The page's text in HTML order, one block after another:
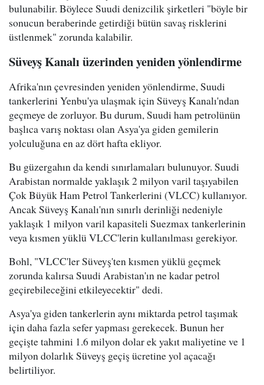
bulunabilir. Böylece Suudi denizcilik şirketleri "böyle bir
sonucun beraberinde getirdiği bütün savaş risklerini
üstlenmek" zorunda kalabilir.
Süveyş Kanalı üzerinden yeniden yönlendirme
Afrika'nın çevresinden yeniden yönlendirme, Suudi
tankerlerini Yenbu'ya ulaşmak için Süveyş Kanalı'ndan
geçmeye de zorluyor. Bu durum, Suudi ham petrolünün
başlıca varış noktası olan Asya'ya giden gemilerin
yolculuğuna en az dört hafta ekliyor.
Bu güzergahın da kendi sınırlamaları bulunuyor. Suudi
Arabistan normalde yaklaşık 2 milyon varil taşıyabilen
Çok Büyük Ham Petrol Tankerlerini (VLCC) kullanıyor.
Ancak Süveyş Kanalı'nın sınırlı derinliği nedeniyle
yaklaşık 1 milyon varil kapasiteli Suezmax tankerlerinin
veya kısmen yüklü VLCC'lerin kullanılması gerekiyor.
Bohl, "VLCC'ler Süveyş'ten kısmen yüklü geçmek
zorunda kalırsa Suudi Arabistan'ın ne kadar petrol
geçirebileceğini etkileyecektir" dedi.
Asya'ya giden tankerlerin aynı miktarda petrol taşımak
için daha fazla sefer yapması gerekecek. Bunun her
geçişte tahmini 1.6 milyon dolar ek yakıt maliyetine ve 1
milyon dolarlık Süveyş geçiş ücretine yol açacağı
belirtiliyor.